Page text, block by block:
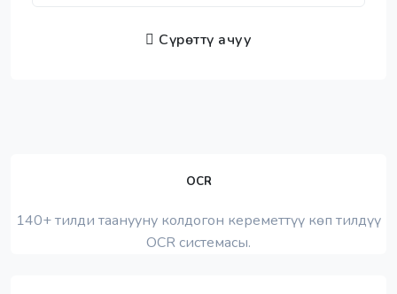
Сүрөттү ачуу
OCR
140+ тилди таанууну колдогон кереметтүү көп тилдүү
OCR системасы.